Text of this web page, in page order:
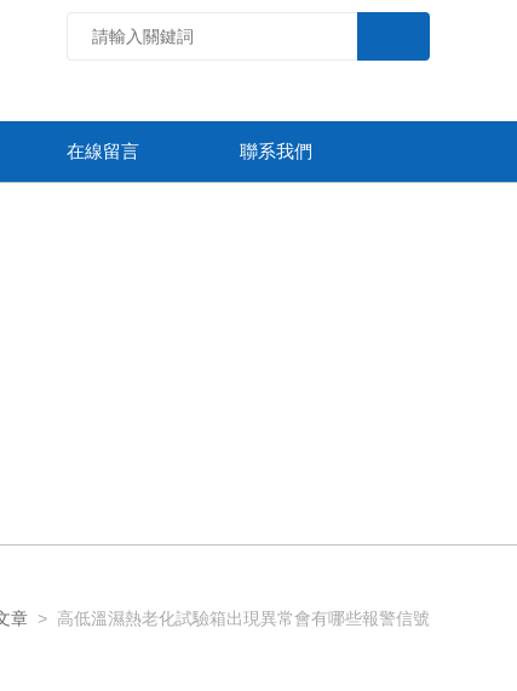
在線留言 聯系我們
章 > 高低溫濕熱老化試驗箱出現異常會有哪些報警信號